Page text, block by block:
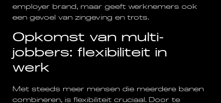
employer brand, maar geeft werknemers ook
een gevoel van zingeving en trots.
Opkomst van multi-
jobbers: flexibiliteit in
werk
Met steeds meer mensen die meerdere banen
combineren, is flexibiliteit cruciaal. Door te